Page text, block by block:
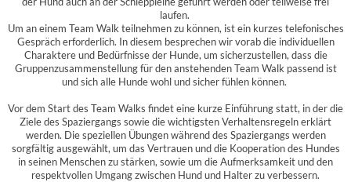
laufen.
Um an einem Team Walk teilnehmen zu können, ist ein kurzes telefonisches
Gespräch erforderlich. In diesem besprechen wir vorab die individuellen
Charaktere und Bedürfnisse der Hunde, um sicherzustellen, dass die
Gruppenzusammenstellung für den anstehenden Team Walk passend ist
und sich alle Hunde wohl und sicher fühlen können.
Vor dem Start des Team Walks findet eine kurze Einführung statt, in der die
Ziele des Spaziergangs sowie die wichtigsten Verhaltensregeln erklärt
werden. Die speziellen Übungen während des Spaziergangs werden
sorgfältig ausgewählt, um das Vertrauen und die Kooperation des Hundes
in seinen Menschen zu stärken, sowie um die Aufmerksamkeit und den
respektvollen Umgang zwischen Hund und Halter zu verbessern.